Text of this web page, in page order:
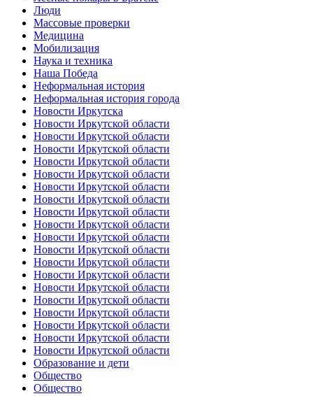
Люди
Массовые проверки
Медицина
Мобилизация
Наука и техника
Наша Победа
Неформальная история
Неформальная история города
Новости Иркутска
Новости Иркутской области
Новости Иркутской области
Новости Иркутской области
Новости Иркутской области
Новости Иркутской области
Новости Иркутской области
Новости Иркутской области
Новости Иркутской области
Новости Иркутской области
Новости Иркутской области
Новости Иркутской области
Новости Иркутской области
Новости Иркутской области
Новости Иркутской области
Новости Иркутской области
Новости Иркутской области
Новости Иркутской области
Новости Иркутской области
Новости Иркутской области
Образование и дети
Общество
Общество